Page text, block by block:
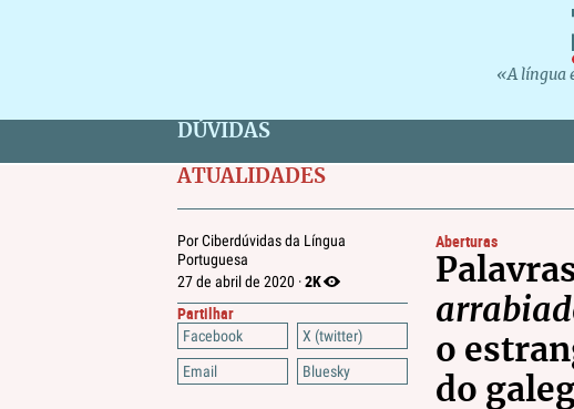
«A língua
DÚVIDAS
ATUALIDADES
Por Ciberdúvidas da Língua
Portuguesa
27 de abril de 2020 ·2K
Partilhar
Facebook
X (twitter)
Email
Bluesky
Aberturas
o
do